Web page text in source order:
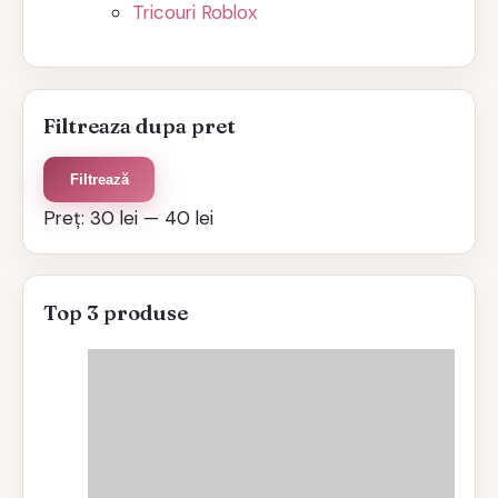
Tricouri Roblox
Filtreaza dupa pret
Preț
minim
Preț
maxim
Filtrează
Preț:30 lei — 40 lei
Top 3 produse